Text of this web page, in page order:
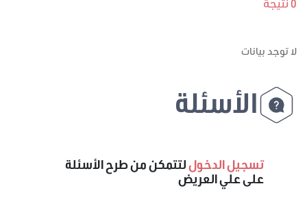
لا توجد بيانات
الأسئلة
تسجيل الدخوللتتمكن من طرح الأسئلة
على علي العريض